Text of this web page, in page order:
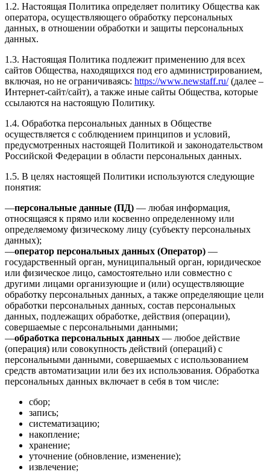
1.2. Настоящая Политика определяет политику Общества как
оператора, осуществляющего обработку персональных
данных, в отношении обработки и защиты персональных
данных.
1.3. Настоящая Политика подлежит применению для всех
сайтов Общества, находящихся под его администрированием,
включая, но не ограничиваясь: https://www.newstaff.ru/(далее –
Интернет-сайт/сайт), а также иные сайты Общества, которые
ссылаются на настоящую Политику.
1.4. Обработка персональных данных в Обществе
осуществляется с соблюдением принципов и условий,
предусмотренных настоящей Политикой и законодательством
Российской Федерации в области персональных данных.
1.5. В целях настоящей Политики используются следующие
понятия:
—персональные данные (ПД) — любая информация,
относящаяся к прямо или косвенно определенному или
определяемому физическому лицу (субъекту персональных
данных);
—оператор персональных данных (Оператор) —
государственный орган, муниципальный орган, юридическое
или физическое лицо, самостоятельно или совместно с
другими лицами организующие и (или) осуществляющие
обработку персональных данных, а также определяющие цели
обработки персональных данных, состав персональных
данных, подлежащих обработке, действия (операции),
совершаемые с персональными данными;
—обработка персональных данных — любое действие
(операция) или совокупность действий (операций) с
персональными данными, совершаемых с использованием
средств автоматизации или без их использования. Обработка
персональных данных включает в себя в том числе:
сбор;
запись;
систематизацию;
накопление;
хранение;
уточнение (обновление, изменение);
извлечение;